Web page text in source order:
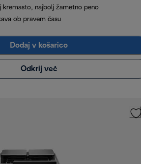
kremasto, najbolj žametno peno
ob pravem času
Dodaj v košarico
Odkrij več